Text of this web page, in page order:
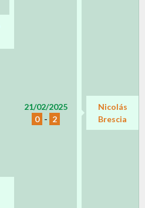
21/02/2025
0 - 2
Nicolás
Brescia